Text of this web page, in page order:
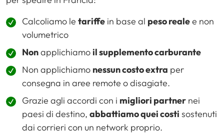
Calcoliamo le tariffe in base al peso realee non
volumetrico
Nonapplichiamo il supplemento carburante
Non applichiamo nessun costo extra per
consegna in aree remote o disagiate.
Grazie agli accordi con i migliori partner nei
paesi di destino, abbattiamo quei costi sostenuti
dai corrieri con un network proprio.